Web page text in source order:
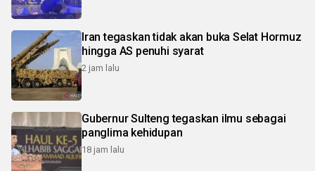
Iran tegaskan tidak akan buka Selat Hormuz
hingga AS penuhi syarat
2 jam lalu
Gubernur Sulteng tegaskan ilmu sebagai
panglima kehidupan
18 jam lalu